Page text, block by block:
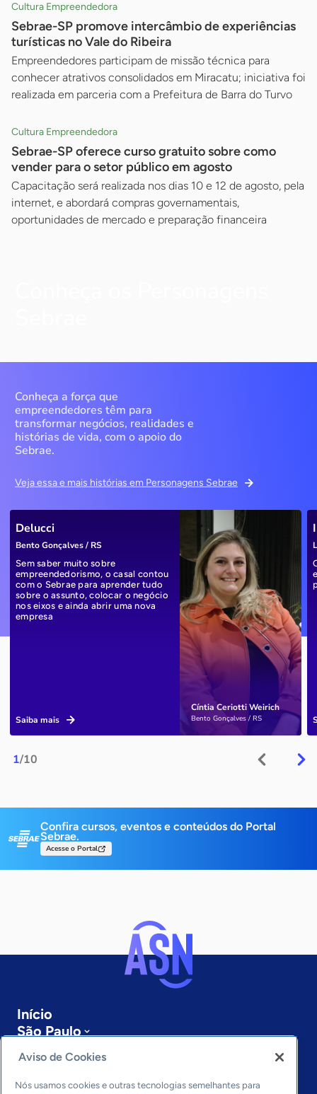
Cultura Empreendedora
Sebrae-SP promove intercâmbio de experiências
turísticas no Vale do Ribeira
Empreendedores participam de missão técnica para
conhecer atrativos consolidados em Miracatu; iniciativa foi
realizada em parceria com a Prefeitura de Barra do Turvo
Cultura Empreendedora
Sebrae-SP oferece curso gratuito sobre como
vender para o setor público em agosto
Capacitação será realizada nos dias 10 e 12 de agosto, pela
internet, e abordará compras governamentais,
oportunidades de mercado e preparação financeira
Conheça a força que
empreendedores têm para
transformar negócios, realidades e
histórias de vida, com o apoio do
Sebrae.
Veja essa e mais histórias em Personagens Sebrae
1/10
Cíntia Ceriotti Weirich
Bento Gonçalves / RS
Delucci
Bento Gonçalves / RS
Sem saber muito sobre
empreendedorismo, o casal contou
com o Sebrae para aprender tudo
sobre o assunto, colocar o negócio
nos eixos e ainda abrir uma nova
empresa
Saiba mais
Confira cursos, eventos e conteúdos do Portal
Sebrae.
Acesse o Portal
Início
São Paulo
Sobre a ASN
Últimas notícias
Entre em contato
Aviso de Cookies
Nós usamos cookies e outras tecnologias semelhantes para